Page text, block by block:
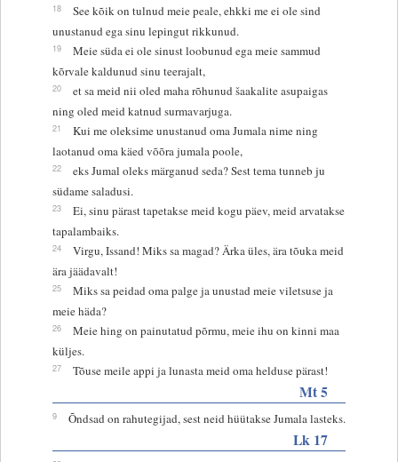
18
See kõik on tulnud meie peale, ehkki me ei ole sind
unustanud ega sinu lepingut rikkunud.
19
Meie süda ei ole sinust loobunud ega meie sammud
kõrvale kaldunud sinu teerajalt,
20
et sa meid nii oled maha rõhunud šaakalite asupaigas
ning oled meid katnud surmavarjuga.
21
Kui me oleksime unustanud oma Jumala nime ning
laotanud oma käed võõra jumala poole,
22
eks Jumal oleks märganud seda? Sest tema tunneb ju
südame saladusi.
23
Ei, sinu pärast tapetakse meid kogu päev, meid arvatakse
tapalambaiks.
24
Virgu, Issand! Miks sa magad? Ärka üles, ära tõuka meid
ära jäädavalt!
25
Miks sa peidad oma palge ja unustad meie viletsuse ja
meie häda?
26
Meie hing on painutatud põrmu, meie ihu on kinni maa
küljes.
27 Tõuse meile appi ja lunasta meid oma helduse pärast!
Mt 5
9 Õndsad on rahutegijad, sest neid hüütakse Jumala lasteks.
Lk 17